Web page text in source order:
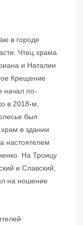
в городе
Чтец храма
и Наталии
Крещение
начал по-
в 2018-м,
был
в здании
настоятелем
На Троицу
и Славский,
на ношение